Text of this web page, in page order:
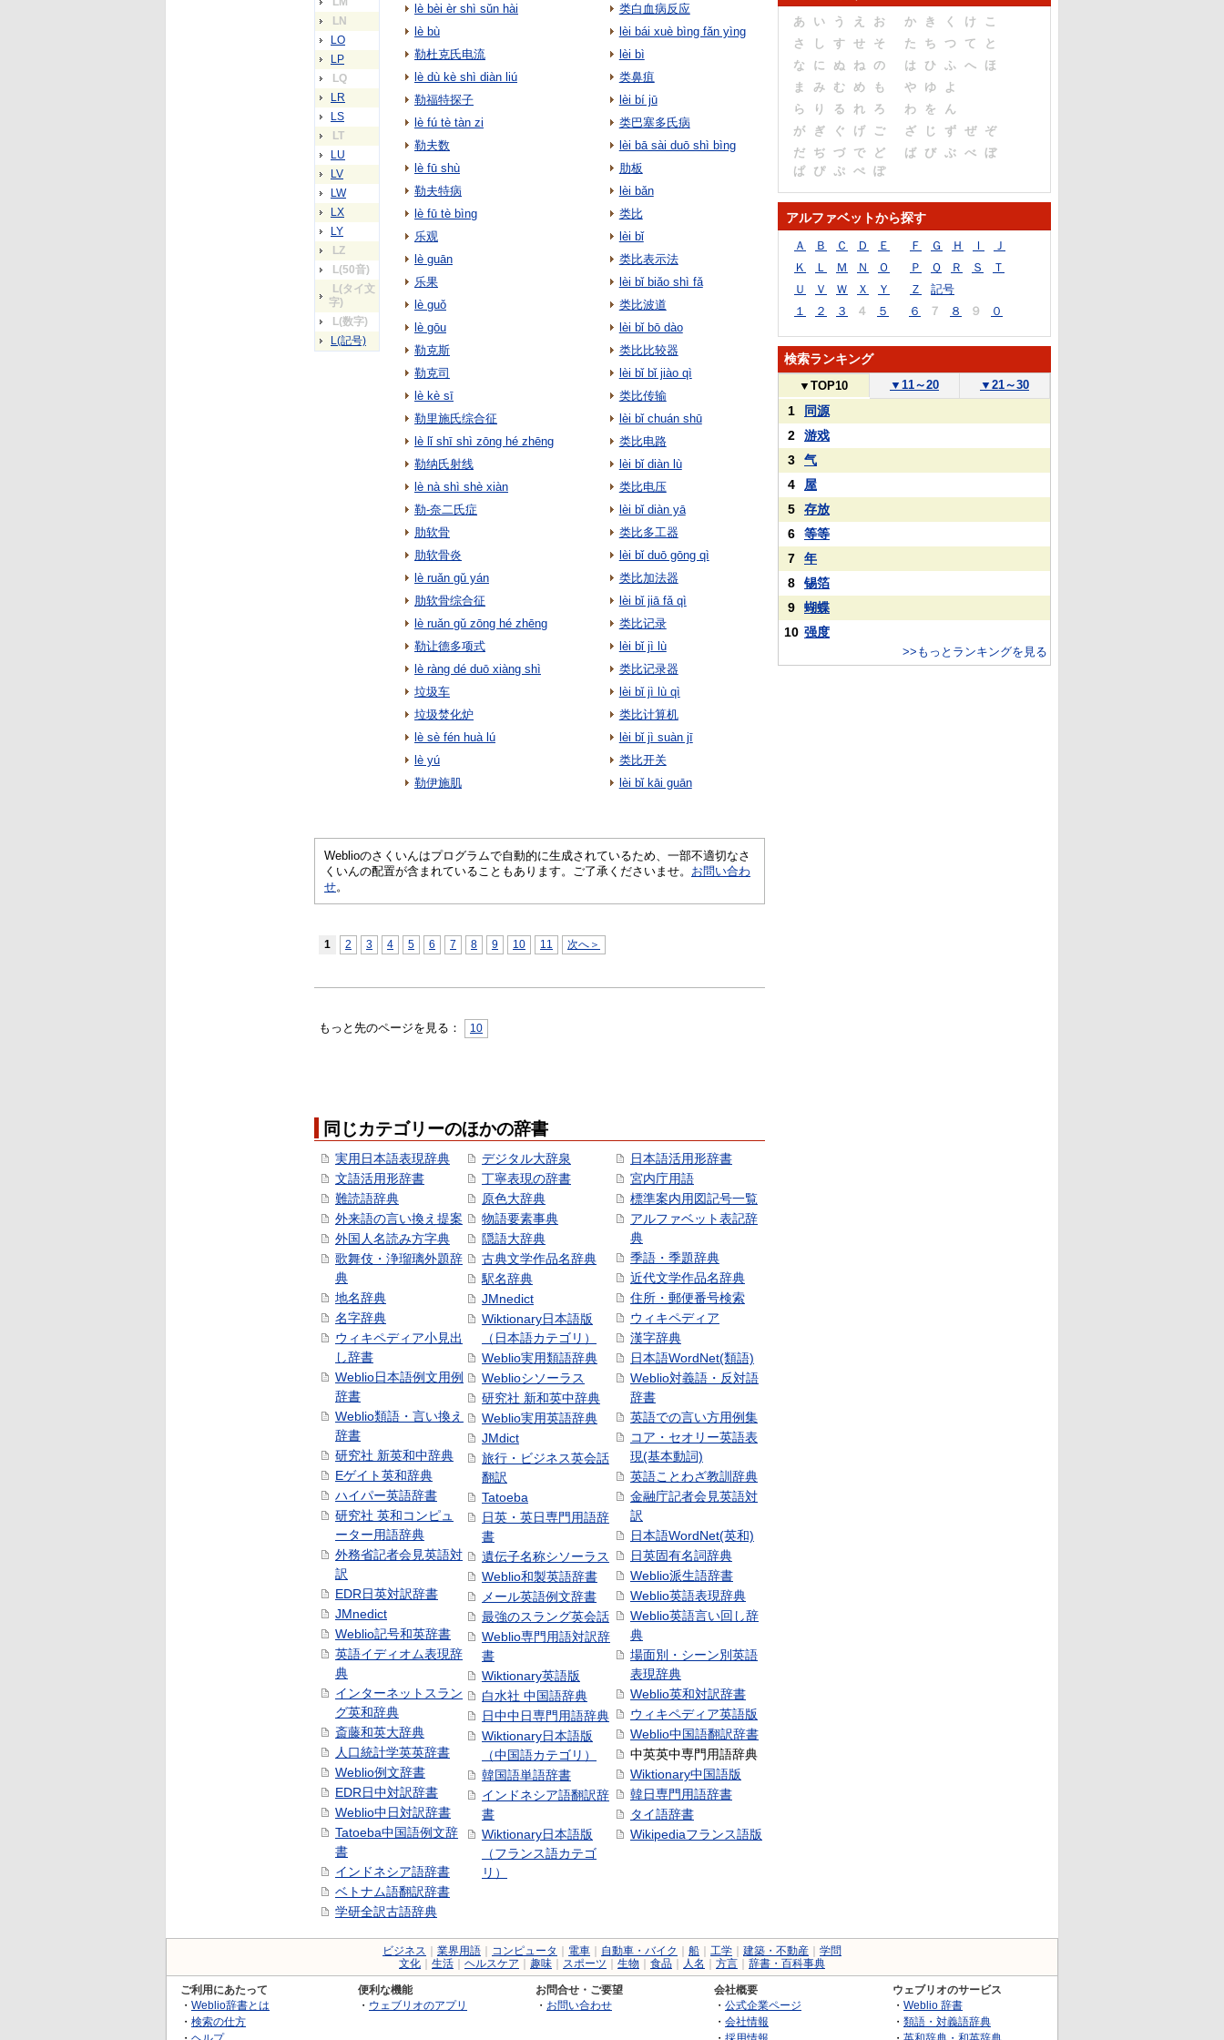
LN
LO
LP
LQ
LR
LS
LT
LU
LV
LW
LX
LY
LZ
L(50音)
L(タイ文
字)
L(数字)
L(記号)
lè bèi èr shì sǔn hài
lè bù
勒杜克氏电流
lè dù kè shì diàn liú
勒福特探子
lè fú tè tàn zi
勒夫数
lè fū shù
勒夫特病
lè fū tè bìng
乐观
lè guān
乐果
lè guǒ
lè gōu
勒克斯
勒克司
lè kè sī
勒里施氏综合征
lè lǐ shī shì zōng hé zhēng
勒纳氏射线
lè nà shì shè xiàn
勒-奈二氏症
肋软骨
肋软骨炎
lè ruǎn gǔ yán
肋软骨综合征
lè ruǎn gǔ zōng hé zhēng
勒让德多项式
lè ràng dé duō xiàng shì
垃圾车
垃圾焚化炉
lè sè fén huà lú
lè yú
勒伊施肌
类白血病反应
lèi bái xuè bìng fǎn yìng
lèi bì
类鼻疽
lèi bí jū
类巴塞多氏病
lèi bā sài duō shì bìng
肋板
lèi bǎn
类比
lèi bǐ
类比表示法
lèi bǐ biǎo shì fǎ
类比波道
lèi bǐ bō dào
类比比较器
lèi bǐ bǐ jiào qì
类比传输
lèi bǐ chuán shū
类比电路
lèi bǐ diàn lù
类比电压
lèi bǐ diàn yā
类比多工器
lèi bǐ duō gōng qì
类比加法器
lèi bǐ jiā fǎ qì
类比记录
lèi bǐ jì lù
类比记录器
lèi bǐ jì lù qì
类比计算机
lèi bǐ jì suàn jī
类比开关
lèi bǐ kāi guān
Weblioのさくいんはプログラムで自動的に生成されているため、一部不適切なさ
くいんの配置が含まれていることもあります。ご了承くださいませ。 お問い合わ
せ。
1 2 3 4 5 6 7 8 9 10 11 次へ＞
もっと先のページを見る： 10
同じカテゴリーのほかの辞書
実用日本語表現辞典
文語活用形辞書
難読語辞典
外来語の言い換え提案
外国人名読み方字典
歌舞伎・浄瑠璃外題辞
典
地名辞典
名字辞典
ウィキペディア小見出
し辞書
Weblio日本語例文用例
辞書
Weblio類語・言い換え
辞書
研究社 新英和中辞典
Eゲイト英和辞典
ハイパー英語辞書
研究社 英和コンピュ
ーター用語辞典
外務省記者会見英語対
訳
EDR日英対訳辞書
JMnedict
Weblio記号和英辞書
英語イディオム表現辞
典
インターネットスラン
グ英和辞典
斎藤和英大辞典
人口統計学英英辞書
Weblio例文辞書
EDR日中対訳辞書
Weblio中日対訳辞書
Tatoeba中国語例文辞
書
インドネシア語辞書
ベトナム語翻訳辞書
学研全訳古語辞典
デジタル大辞泉
丁寧表現の辞書
原色大辞典
物語要素事典
隠語大辞典
古典文学作品名辞典
駅名辞典
JMnedict
Wiktionary日本語版
（日本語カテゴリ）
Weblio実用類語辞典
Weblioシソーラス
研究社 新和英中辞典
Weblio実用英語辞典
JMdict
旅行・ビジネス英会話
翻訳
Tatoeba
日英・英日専門用語辞
書
遺伝子名称シソーラス
Weblio和製英語辞書
メール英語例文辞書
最強のスラング英会話
Weblio専門用語対訳辞
書
Wiktionary英語版
白水社 中国語辞典
日中中日専門用語辞典
Wiktionary日本語版
（中国語カテゴリ）
韓国語単語辞書
インドネシア語翻訳辞
書
Wiktionary日本語版
（フランス語カテゴ
リ）
日本語活用形辞書
宮内庁用語
標準案内用図記号一覧
アルファベット表記辞
典
季語・季題辞典
近代文学作品名辞典
住所・郵便番号検索
ウィキペディア
漢字辞典
日本語WordNet(類語)
Weblio対義語・反対語
辞書
英語での言い方用例集
コア・セオリー英語表
現(基本動詞)
英語ことわざ教訓辞典
金融庁記者会見英語対
訳
日本語WordNet(英和)
日英固有名詞辞典
Weblio派生語辞書
Weblio英語表現辞典
Weblio英語言い回し辞
典
場面別・シーン別英語
表現辞典
Weblio英和対訳辞書
ウィキペディア英語版
Weblio中国語翻訳辞書
中英英中専門用語辞典
Wiktionary中国語版
韓日専門用語辞書
タイ語辞書
Wikipediaフランス語版
あ い う え お か き く け
こ
さ
し す せ そ た ち つ て
と
な
に ぬ ね の は ひ ふ へ
ほ
ま
み む め も や ゆ
よ
ら
り る れ ろ わ を
ん
が
ぎ ぐ げ ご ざ じ ず ぜ
ぞ
だ
ぢ づ で ど ば び ぶ べ
ぼ
ぱ
ぴ ぷ ぺ ぽ
アルファベットから探す
Ａ Ｂ Ｃ Ｄ Ｅ Ｆ Ｇ Ｈ Ｉ
Ｊ
Ｋ
Ｌ Ｍ Ｎ Ｏ Ｐ Ｑ Ｒ Ｓ
Ｔ
Ｕ
Ｖ Ｗ Ｘ Ｙ Ｚ
記号
１
２ ３ ４ ５ ６ ７ ８ ９ ０
検索ランキング
▼ TOP10 ▼ 11～20 ▼ 21～30
1
同源
2
游戏
3
气
4
屋
5
存放
6
等等
7
年
8
锡箔
9
蝴蝶
10 强度
>>もっとランキングを見る
ビジネス 業界用語 コンピュータ 電車 自動車・バイク 船 工学 建築・不動産
学問
文化
生活 ヘルスケア 趣味 スポーツ 生物 食品 人名 方言 辞書・百科事典
ご利用にあたって
・ Weblio辞書とは
・ 検索の仕方
便利な機能
・ ウェブリオのアプリ
お問合せ・ご要望
・ お問い合わせ
会社概要
・ 公式企業ページ
・ 会社情報
ウェブリオのサービス
・ Weblio 辞書
・ 類語・対義語辞典